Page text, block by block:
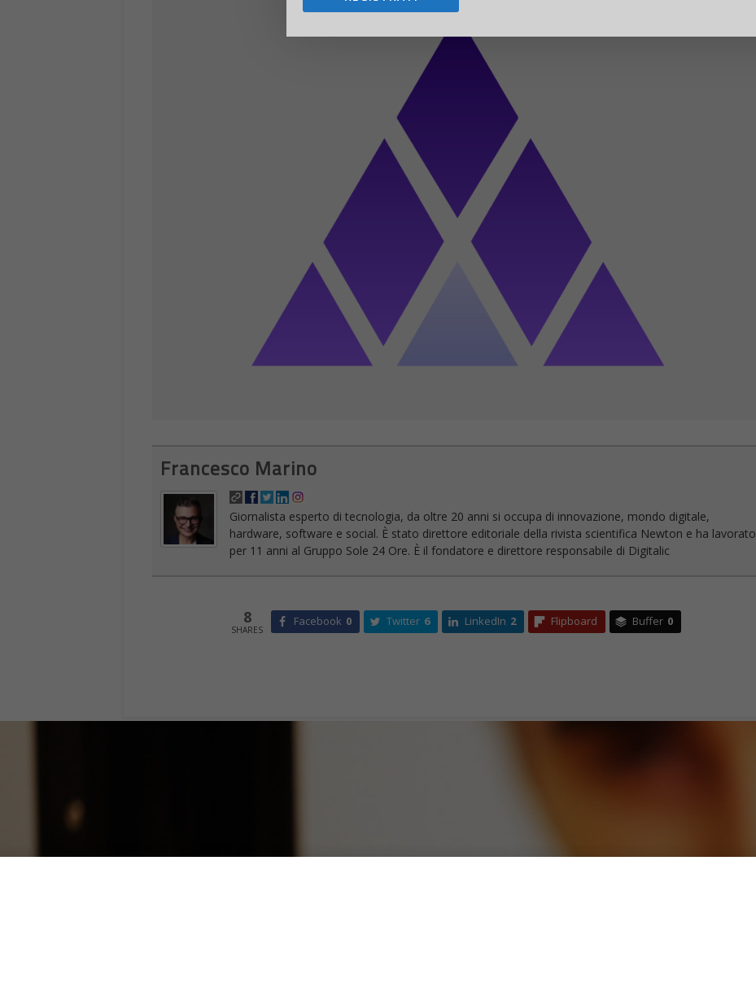
Francesco Marino
Giornalista esperto di tecnologia, da oltre 20 anni si occupa di innovazione, mondo digitale,
hardware, software e social. È stato direttore editoriale della rivista scientifica Newton e ha lavorato
per 11 anni al Gruppo Sole 24 Ore. È il fondatore e direttore responsabile di Digitalic
8
SHARES
Facebook 0 Twitter 6 LinkedIn 2 Flipboard Buffer 0